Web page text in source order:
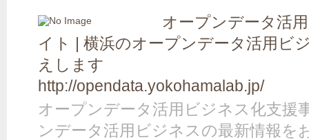
オープンデータ活
イト | 横浜のオープンデータ活用ビ
えします
http://opendata.yokohamalab.jp/
オープンデータ活用ビジネス化支援
ンデータ活用ビジネスの最新情報を